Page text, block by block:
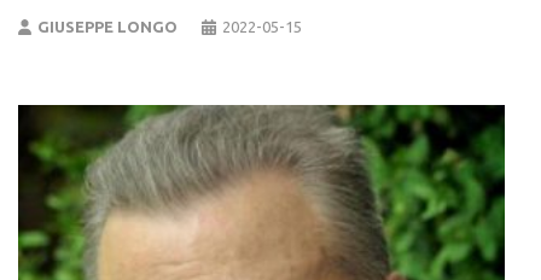
GIUSEPPE LONGO 2022-05-15